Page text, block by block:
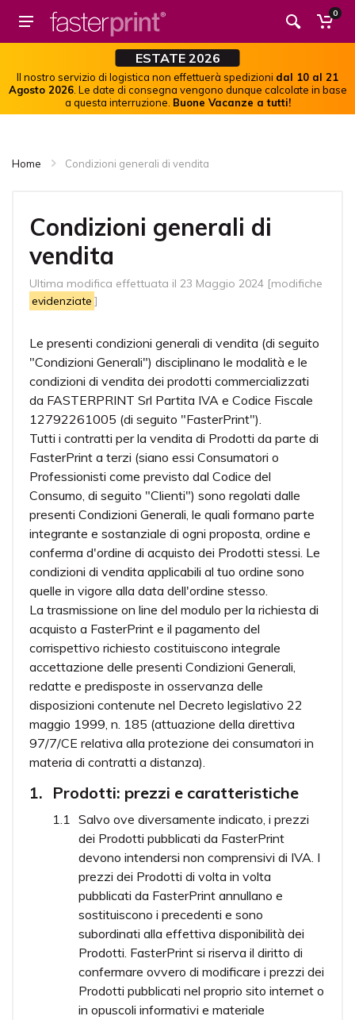
0
ESTATE 2026
Il nostro servizio di logistica non effettuerà spedizioni dal 10 al 21
Agosto 2026. Le date di consegna vengono dunque calcolate in base
a questa interruzione. Buone Vacanze a tutti!
Home Condizioni generali di vendita
Condizioni generali di
vendita
Ultima modifica effettuata il 23 Maggio 2024 [modifiche
evidenziate ]
Le presenti condizioni generali di vendita (di seguito
"Condizioni Generali") disciplinano le modalità e le
condizioni di vendita dei prodotti commercializzati
da FASTERPRINT Srl Partita IVA e Codice Fiscale
12792261005 (di seguito "FasterPrint").
Tutti i contratti per la vendita di Prodotti da parte di
FasterPrint a terzi (siano essi Consumatori o
Professionisti come previsto dal Codice del
Consumo, di seguito "Clienti") sono regolati dalle
presenti Condizioni Generali, le quali formano parte
integrante e sostanziale di ogni proposta, ordine e
conferma d'ordine di acquisto dei Prodotti stessi. Le
condizioni di vendita applicabili al tuo ordine sono
quelle in vigore alla data dell'ordine stesso.
La trasmissione on line del modulo per la richiesta di
acquisto a FasterPrint e il pagamento del
corrispettivo richiesto costituiscono integrale
accettazione delle presenti Condizioni Generali,
redatte e predisposte in osservanza delle
disposizioni contenute nel Decreto legislativo 22
maggio 1999, n. 185 (attuazione della direttiva
97/7/CE relativa alla protezione dei consumatori in
materia di contratti a distanza).
Prodotti: prezzi e caratteristiche
Salvo ove diversamente indicato, i prezzi
dei Prodotti pubblicati da FasterPrint
devono intendersi non comprensivi di IVA. I
prezzi dei Prodotti di volta in volta
pubblicati da FasterPrint annullano e
sostituiscono i precedenti e sono
subordinati alla effettiva disponibilità dei
Prodotti. FasterPrint si riserva il diritto di
confermare ovvero di modificare i prezzi dei
Prodotti pubblicati nel proprio sito internet o
in opuscoli informativi e materiale